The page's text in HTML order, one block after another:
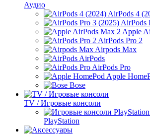
Аудио
AirPods 4
AirPods
Apple
AirPods Pro 2
Airpods Max
AirPods
AirPods Pro
Apple
Bose
TV / Игровые консоли
PlayStation